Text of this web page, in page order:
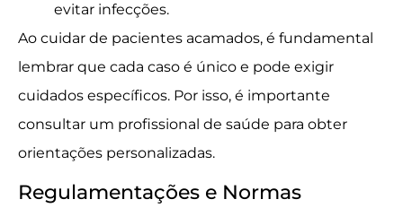
evitar infecções.
Ao cuidar de pacientes acamados, é fundamental
lembrar que cada caso é único e pode exigir
cuidados específicos. Por isso, é importante
consultar um profissional de saúde para obter
orientações personalizadas.
Regulamentações e Normas